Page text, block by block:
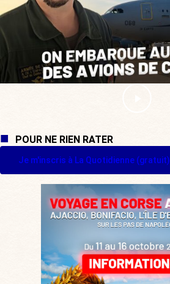
POUR NE RIEN RATER
Je m'inscris à La Quotidienne (gratuit)